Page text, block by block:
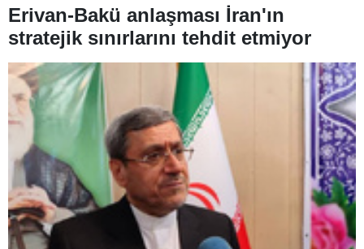
Erivan-Bakü anlaşması İran'ın
stratejik sınırlarını tehdit etmiyor